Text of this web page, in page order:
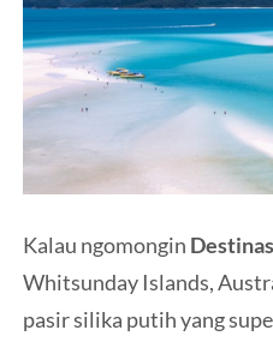
Kalau ngomongin
Whitsunday Islands,
pasir silika putih yang